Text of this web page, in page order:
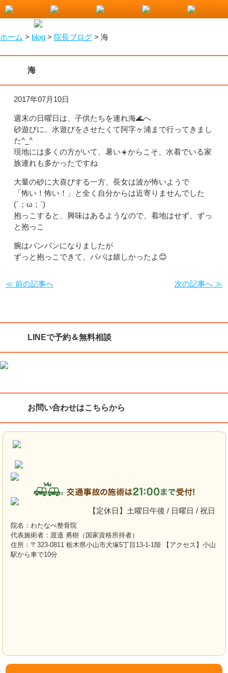
小山市で整骨院をお探しなら！わたなべ整骨院
ホーム > blog > 院長ブログ > 海
海
2017年07月10日
週末の日曜日は、子供たちを連れ海🌊へ
砂遊びに、水遊びをさせたくて阿字ヶ浦まで行ってきまし
た^_^
現地には多くの方がいて、暑い☀️からこそ、水着でいる家
族連れも多かったですね
大量の砂に大喜びする一方、長女は波が怖いようで
「怖い！怖い！」と全く自分からは近寄りませんでした
(´；ω；`)
抱っこすると、興味はあるようなので、着地はせず、ずっ
と抱っこ
腕はパンパンになりましたが
ずっと抱っこできて、パパは嬉しかったよ😊
≪ 前の記事へ 次の記事へ ≫
LINEで予約＆無料相談
お問い合わせはこちらから
【定休日】土曜日午後 / 日曜日 / 祝日
院名：わたなべ整骨院
代表施術者：渡邉 勇樹（国家資格所持者）
住所：〒323-0811 栃木県小山市犬塚5丁目13-1-1階 【アクセス】小山
駅から車で10分